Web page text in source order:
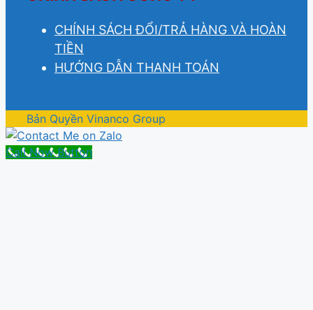
CHÍNH SÁCH ĐỔI/TRẢ HÀNG VÀ HOÀN
TIỀN
HƯỚNG DẪN THANH TOÁN
Bản Quyền Vinanco Group
Call Now Button